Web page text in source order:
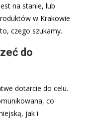
na stanie, lub
w Krakowie
czego szukamy.
do
dotarcie do celu.
co
jak i